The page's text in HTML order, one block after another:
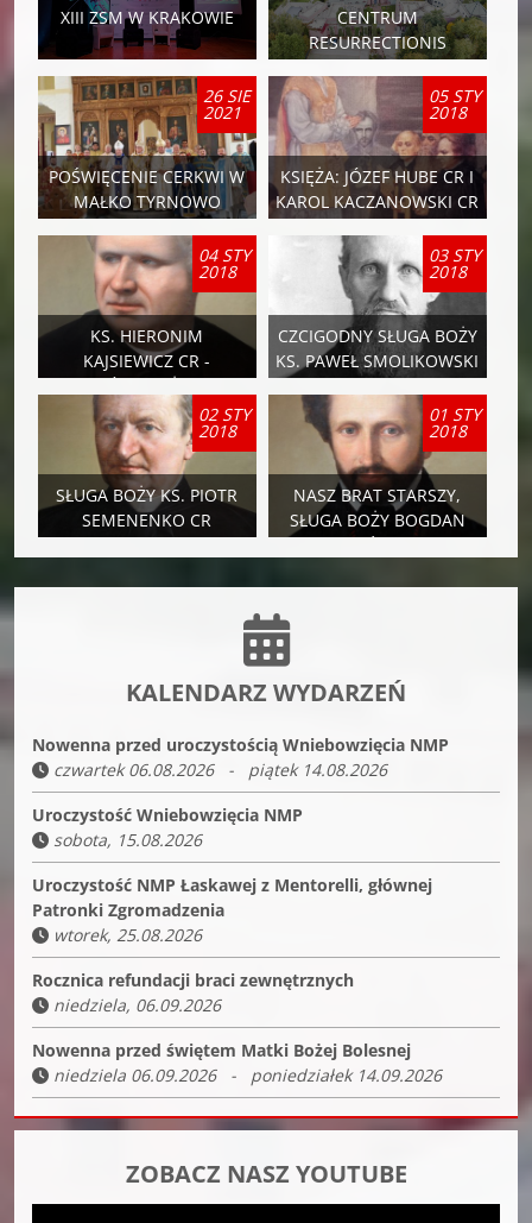
KALENDARZ WYDARZEŃ
Nowenna przed uroczystością Wniebowzięcia NMP
czwartek 06.08.2026 - piątek 14.08.2026
Uroczystość Wniebowzięcia NMP
sobota, 15.08.2026
Uroczystość NMP Łaskawej z Mentorelli, głównej
Patronki Zgromadzenia
wtorek, 25.08.2026
Rocznica refundacji braci zewnętrznych
niedziela, 06.09.2026
Nowenna przed świętem Matki Bożej Bolesnej
niedziela 06.09.2026 - poniedziałek 14.09.2026
ZOBACZ NASZ YOUTUBE
XIII ZSM W KRAKOWIE
CENTRUM
RESURRECTIONIS
26 SIE
2021
POŚWIĘCENIE CERKWI W
MAŁKO TYRNOWO
05 STY
2018
KSIĘŻA: JÓZEF HUBE CR I
KAROL KACZANOWSKI CR
Z POKOLENIA
ZAŁOŻYCIELSKIEGO
ZGROMADZENIA
04 STY
2018
KS. HIERONIM
KAJSIEWICZ CR -
WSPÓŁZAŁOŻYCIEL
ZGROMADZENIA
03 STY
2018
CZCIGODNY SŁUGA BOŻY
KS. PAWEŁ SMOLIKOWSKI
CR
02 STY
2018
SŁUGA BOŻY KS. PIOTR
SEMENENKO CR
01 STY
2018
NASZ BRAT STARSZY,
SŁUGA BOŻY BOGDAN
JAŃSKI